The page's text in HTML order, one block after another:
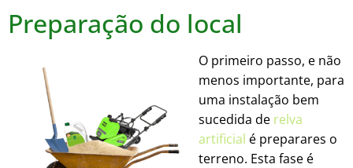
Preparação do local
O primeiro passo, e não
menos importante, para
uma instalação bem
sucedida de relva
artificial é preparares o
terreno. Esta fase é